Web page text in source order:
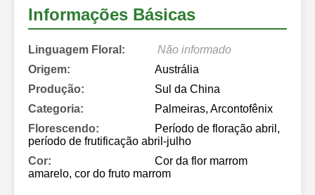
Informações Básicas
Linguagem Floral:
Não informado
Origem:
Austrália
Produção:
Sul da China
Categoria:
Palmeiras, Arcontofênix
Florescendo:
Período de floração abril,
período de frutificação abril-julho
Cor:
Cor da flor marrom
amarelo, cor do fruto marrom